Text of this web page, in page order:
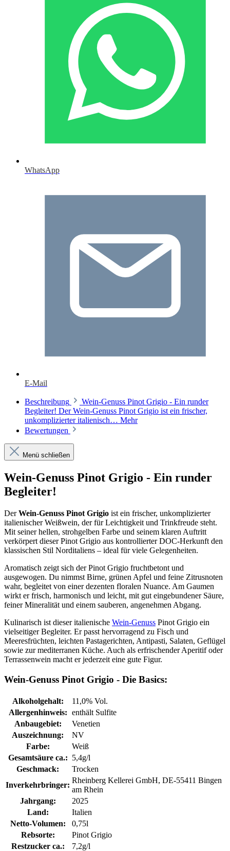
WhatsApp
E-Mail
Beschreibung
Wein-Genuss Pinot Grigio - Ein runder
Begleiter! Der Wein-Genuss Pinot Grigio ist ein frischer,
unkomplizierter italienisch… Mehr
Bewertungen
Menü schließen
Wein-Genuss Pinot Grigio - Ein runder
Begleiter!
DerWein-Genuss Pinot Grigio ist ein frischer, unkomplizierter
italienischer Weißwein, der für Leichtigkeit und Trinkfreude steht.
Mit seiner hellen, strohgelben Farbe und seinem klaren Auftritt
verkörpert dieser Pinot Grigio aus kontrollierter DOC-Herkunft den
klassischen Stil Norditaliens – ideal für viele Gelegenheiten.
Aromatisch zeigt sich der Pinot Grigio fruchtbetont und
ausgewogen. Du nimmst Birne, grünen Apfel und feine Zitrusnoten
wahr, begleitet von einer dezenten floralen Nuance. Am Gaumen
wirkt er frisch, harmonisch und leicht, mit gut eingebundener Säure,
feiner Mineralität und einem sauberen, angenehmen Abgang.
Kulinarisch ist dieser italienische Wein-Genuss Pinot Grigio ein
vielseitiger Begleiter. Er passt hervorragend zu Fisch und
Meeresfrüchten, leichten Pastagerichten, Antipasti, Salaten, Geflügel
sowie zur mediterranen Küche. Auch als erfrischender Aperitif oder
Terrassenwein macht er jederzeit eine gute Figur.
Wein-Genuss Pinot Grigio - Die Basics:
Alkoholgehalt:
11,0% Vol.
Allergenhinweis: enthält Sulfite
Anbaugebiet:
Venetien
Auszeichnung:
NV
Farbe:
Weiß
Gesamtsäure ca.: 5,4g/l
Geschmack:
Trocken
Inverkehrbringer:
Rheinberg Kellerei GmbH, DE-55411 Bingen
am Rhein
Jahrgang:
2025
Land:
Italien
Netto-Volumen:
0,75l
Rebsorte:
Pinot Grigio
Restzucker ca.:
7,2g/l